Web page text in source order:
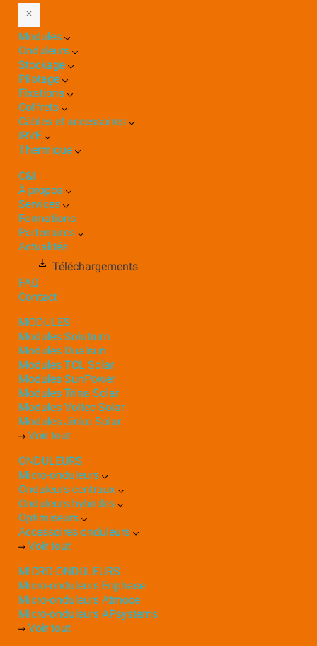
Modules
Onduleurs
Stockage
Pilotage
Fixations
Coffrets
Câbles et accessoires
IRVE
Thermique
C&I
À propos
Services
Formations
Partenaires
Actualités
Téléchargements
FAQ
Contact
MODULES
Modules Solutium
Modules Dualsun
Modules TCL Solar
Modules SunPower
Modules Trina Solar
Modules Voltec Solar
Modules Jinko Solar
Voir tout
ONDULEURS
Micro-onduleurs
Onduleurs centraux
Onduleurs hybrides
Optimiseurs
Accessoires onduleurs
Voir tout
MICRO-ONDULEURS
Micro-onduleurs Enphase
Micro-onduleurs Atmoce
Micro-onduleurs APsystems
Voir tout